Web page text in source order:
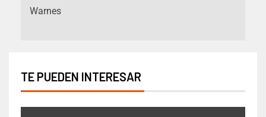
Warnes
TE PUEDEN INTERESAR